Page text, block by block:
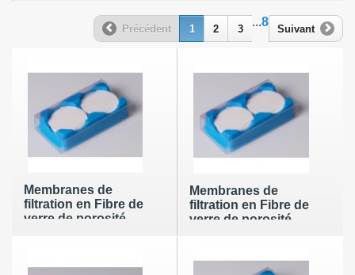
Précédent 1 2 3
...8
Suivant
Membranes de
filtration en Fibre de
verre de porosité
Membranes de
filtration en Fibre de
verre de porosité
boite)